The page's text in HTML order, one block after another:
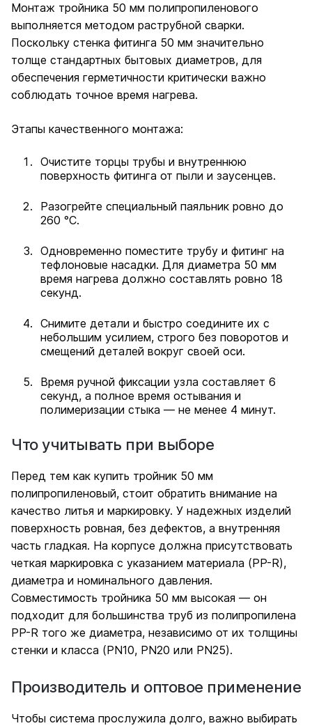
Монтаж тройника 50 мм полипропиленового
выполняется методом раструбной сварки.
Поскольку стенка фитинга 50 мм значительно
толще стандартных бытовых диаметров, для
обеспечения герметичности критически важно
соблюдать точное время нагрева.
Этапы качественного монтажа:
Очистите торцы трубы и внутреннюю
поверхность фитинга от пыли и заусенцев.
Разогрейте специальный паяльник ровно до
260 °C.
Одновременно поместите трубу и фитинг на
тефлоновые насадки. Для диаметра 50 мм
время нагрева должно составлять ровно 18
секунд.
Снимите детали и быстро соедините их с
небольшим усилием, строго без поворотов и
смещений деталей вокруг своей оси.
Время ручной фиксации узла составляет 6
секунд, а полное время остывания и
полимеризации стыка — не менее 4 минут.
Что учитывать при выборе
Перед тем как купить тройник 50 мм
полипропиленовый, стоит обратить внимание на
качество литья и маркировку. У надежных изделий
поверхность ровная, без дефектов, а внутренняя
часть гладкая. На корпусе должна присутствовать
четкая маркировка с указанием материала (PP-R),
диаметра и номинального давления.
Совместимость тройника 50 мм высокая — он
подходит для большинства труб из полипропилена
PP-R того же диаметра, независимо от их толщины
стенки и класса (PN10, PN20 или PN25).
Производитель и оптовое применение
Чтобы система прослужила долго, важно выбирать